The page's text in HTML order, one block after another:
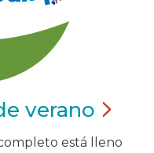
verano
está lleno